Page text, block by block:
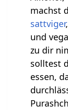
machst
sattviger
und
zu dir
solltest
essen,